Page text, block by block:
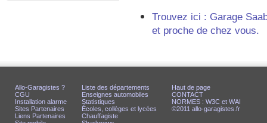
Trouvez ici : Garage
et proche de chez vous.
Allo-Garagistes ?
CGU
Installation alarme
Sites Partenaires
Liens Partenaires
Liste des départements
Enseignes automobiles
Statistiques
Écoles, collèges et lycées
Chauffagiste
Haut de page
CONTACT
NORMES : W3C et WAI
©2011 allo-garagistes.fr